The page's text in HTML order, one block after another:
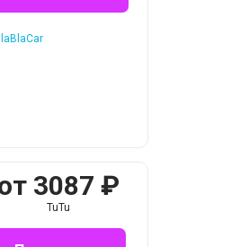
3087 ₽
TuTu